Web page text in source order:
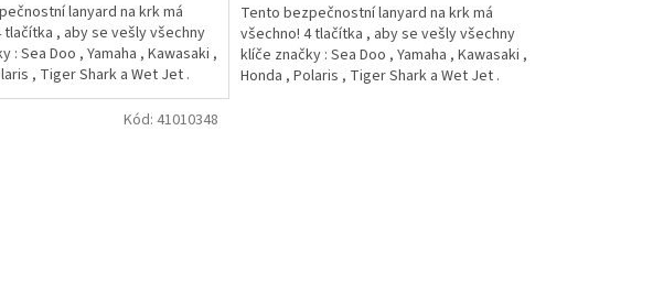
lanyard na krk má
tlačítka , aby se vešly všechny
: Sea Doo , Yamaha , Kawasaki ,
, Tiger Shark a Wet Jet .
Tento bezpečnostní lanyard na krk má
všechno! 4 tlačítka , aby se vešly všechny
klíče značky : Sea Doo , Yamaha , Kawasaki ,
Honda , Polaris , Tiger Shark a Wet Jet .
Kód: 41010348